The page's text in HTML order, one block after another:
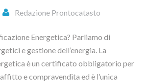
Redazione Prontocatasto
Energetica? Parliamo di
e gestione dell’energia. La
è un certificato obbligatorio per
e compravendita ed è l’unica